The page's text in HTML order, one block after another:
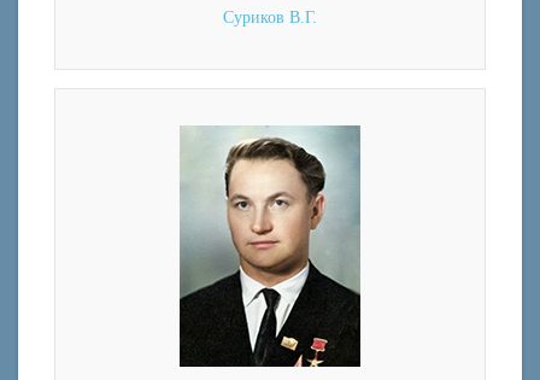
Суриков В.Г.